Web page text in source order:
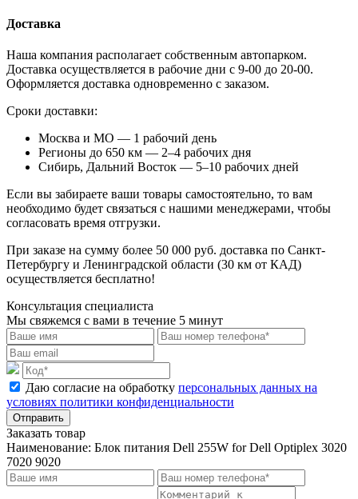
Доставка
Наша компания располагает собственным автопарком.
Доставка осуществляется в рабочие дни с 9-00 до 20-00.
Оформляется доставка одновременно с заказом.
Сроки доставки:
Москва и МО — 1 рабочий день
Регионы до 650 км — 2–4 рабочих дня
Сибирь, Дальний Восток — 5–10 рабочих дней
Если вы забираете ваши товары самостоятельно, то вам
необходимо будет связаться с нашими менеджерами, чтобы
согласовать время отгрузки.
При заказе на сумму более 50 000 руб. доставка по Санкт-
Петербургу и Ленинградской области (30 км от КАД)
осуществляется бесплатно!
Консультация специалиста
Мы свяжемся с вами в течение 5 минут
Даю согласие на обработку персональных данных на
условиях политики конфиденциальности
Отправить
Заказать товар
Наименование: Блок питания Dell 255W for Dell Optiplex 3020
7020 9020